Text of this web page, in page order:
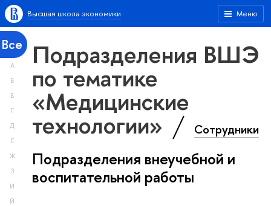
Меню
Высшая школа экономики
Все
А
Б
В
Г
Д
Е
Ж
З
И
Й
Подразделения ВШЭ
по тематике
«Медицинские
технологии» Сотрудники
Подразделения внеучебной и
воспитательной работы